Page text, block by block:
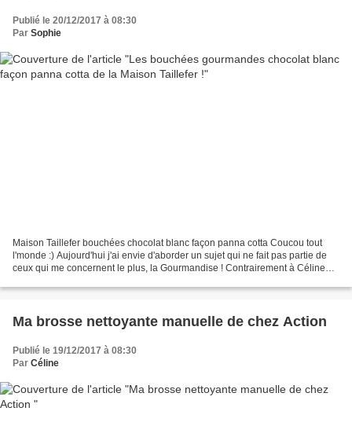
Publié le 20/12/2017 à 08:30
Par Sophie
Maison Taillefer bouchées chocolat blanc façon panna cotta Coucou tout
l'monde :) Aujourd'hui j'ai envie d'aborder un sujet qui ne fait pas partie de
ceux qui me concernent le plus, la Gourmandise ! Contrairement à Céline
Ma brosse nettoyante manuelle de chez Action
Publié le 19/12/2017 à 08:30
Par Céline